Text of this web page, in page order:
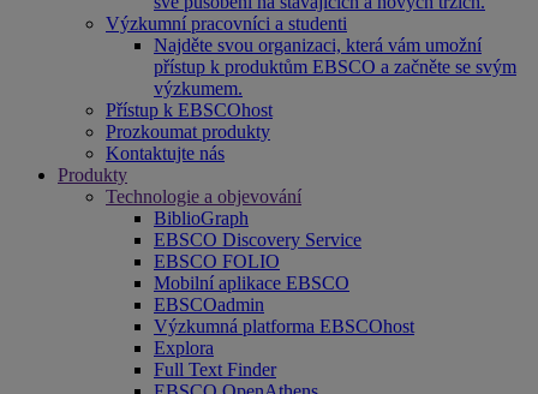
Výzkumní pracovníci a studenti
Najděte svou organizaci, která vám umožní
přístup k produktům EBSCO a začněte se svým
výzkumem.
Přístup k EBSCOhost
Prozkoumat produkty
Kontaktujte nás
Produkty
Technologie a objevování
BiblioGraph
EBSCO Discovery Service
EBSCO FOLIO
Mobilní aplikace EBSCO
EBSCOadmin
Výzkumná platforma EBSCOhost
Explora
Full Text Finder